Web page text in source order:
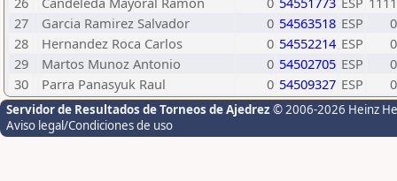
27
Garcia Ramirez Salvador 0 54563518 ESP
0
28
Hernandez Roca Carlos 0 54552214 ESP
0
29
Martos Munoz Antonio 0 54502705 ESP
0
30
Parra Panasyuk Raul 0 54509327 ESP 0
Servidor de Resultados de Torneos de Ajedrez © 2006-2026 Heinz
Aviso legal/Condiciones de uso